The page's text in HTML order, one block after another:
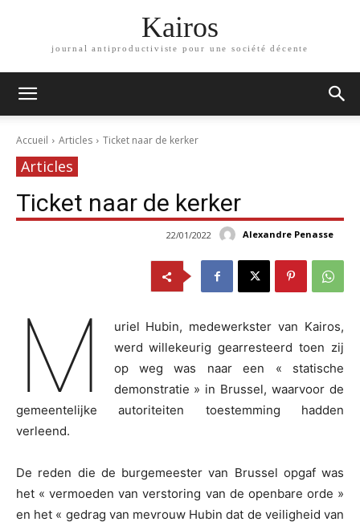
Kairos
journal antiproductiviste pour une société décente
Accueil Articles Ticket naar de kerker
Articles
Ticket naar de kerker
Alexandre Penasse
22/01/2022
M
uriel Hubin, medewerkster van Kairos,
werd willekeurig gearresteerd toen zij
op weg was naar een « statische
demonstratie » in Brussel, waarvoor de
gemeentelijke autoriteiten toestemming hadden
verleend.
De reden die de burgemeester van Brussel opgaf was
het « vermoeden van verstoring van de openbare orde »
en het « gedrag van mevrouw Hubin dat de veiligheid van